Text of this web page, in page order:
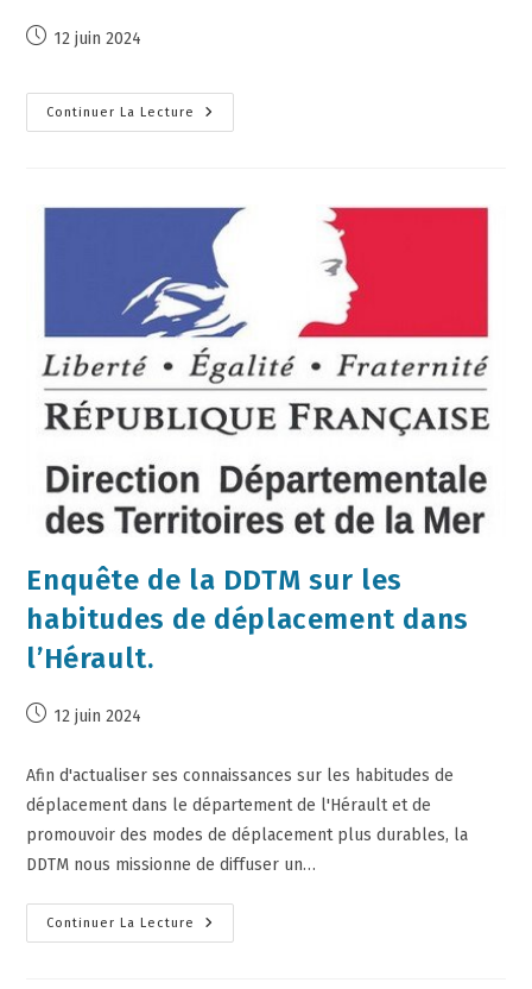
12 juin 2024
Continuer La Lecture
Enquête de la DDTM sur les
habitudes de déplacement dans
l’Hérault.
12 juin 2024
Afin d'actualiser ses connaissances sur les habitudes de
déplacement dans le département de l'Hérault et de
promouvoir des modes de déplacement plus durables, la
DDTM nous missionne de diffuser un…
Continuer La Lecture